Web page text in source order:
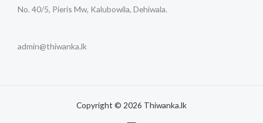
No. 40/5, Pieris Mw, Kalubowila, Dehiwala.
admin@thiwanka.lk
Copyright © 2026 Thiwanka.lk